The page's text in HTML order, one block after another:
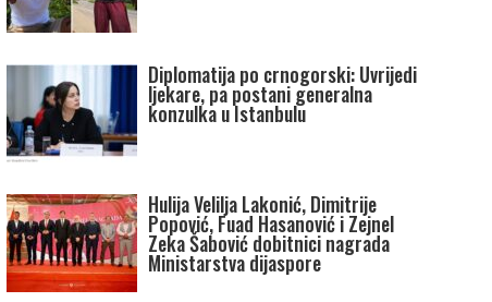
Diplomatija po crnogorski: Uvrijedi
ljekare, pa postani generalna
konzulka u Istanbulu
Hulija Velilja Lakonić, Dimitrije
Popović, Fuad Hasanović i Zejnel
Zeka Šabović dobitnici nagrada
Ministarstva dijaspore